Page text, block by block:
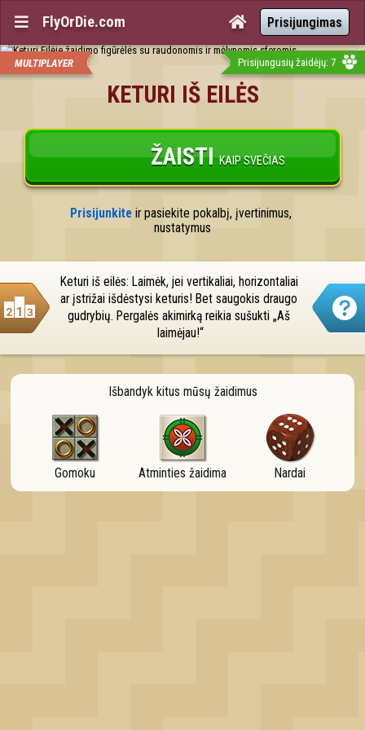
 FlyOrDie.com  Prisijungimas
MULTIPLAYER Prisijungusių žaidėjų: 7
KETURI IŠ EILĖS
ŽAISTI KAIP SVEČIAS
Prisijunkite ir pasiekite pokalbį, įvertinimus,
nustatymus
Keturi iš eilės: Laimėk, jei vertikaliai, horizontaliai
ar įstrižai išdėstysi keturis! Bet saugokis draugo
gudrybių. Pergalės akimirką reikia sušukti „Aš
laimėjau!“
Išbandyk kitus mūsų žaidimus
Gomoku Atminties žaidima Nardai
OK